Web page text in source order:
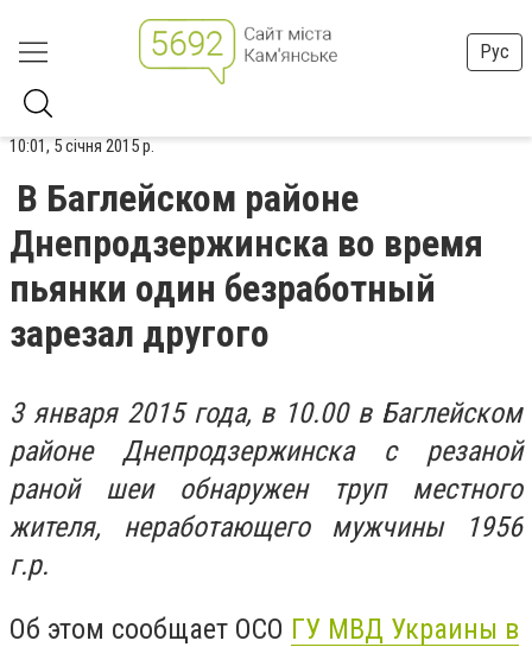
Рус
10:01, 5 січня 2015 р.
В Баглейском районе
Днепродзержинска во время
пьянки один безработный
зарезал другого
3 января 2015 года, в 10.00 в Баглейском
районе Днепродзержинска с резаной
раной шеи обнаружен труп местного
жителя, неработающего мужчины 1956
г.р.
Об этом сообщает ОСО ГУ МВД Украины в